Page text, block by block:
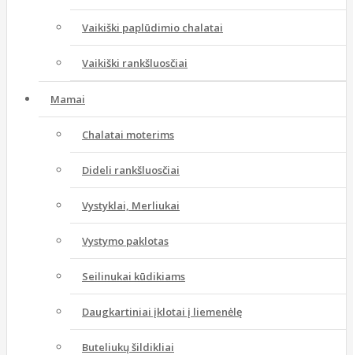
Vaikiški paplūdimio chalatai
Vaikiški rankšluosčiai
Mamai
Chalatai moterims
Dideli rankšluosčiai
Vystyklai, Merliukai
Vystymo paklotas
Seilinukai kūdikiams
Daugkartiniai įklotai į liemenėlę
Buteliukų šildikliai